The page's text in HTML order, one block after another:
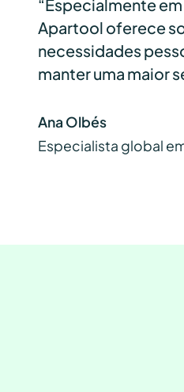
“Especialmente
Apartool oferece
necessidades
manter uma maior
Ana Olbés
Especialista global